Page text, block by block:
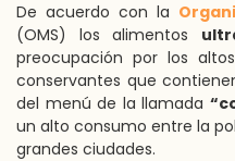
De acuerdo con la
(OMS) los alimentos
preocupación por los
conservantes que
del menú de la llamada
un alto consumo entre la
grandes ciudades.